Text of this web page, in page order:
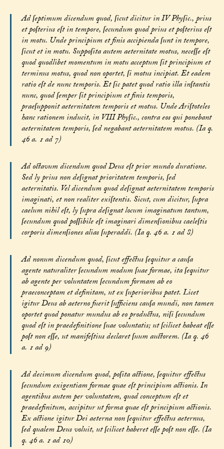
Ad ſeptimum dicendum quod, ſicut dicitur in IV Phyſic., prius
et poſterius eſt in tempore, ſecundum quod prius et poſterius eſt
in motu. Unde principium et finis accipienda ſunt in tempore,
ſicut et in motu. Suppoſita autem aeternitate motus, neceſſe eſt
quod quodlibet momentum in motu acceptum ſit principium et
terminus motus, quod non oportet, ſi motus incipiat. Et eadem
ratio eſt de nunc temporis. Et ſic patet quod ratio illa inſtantis
nunc, quod ſemper ſit principium et finis temporis,
praeſupponit aeternitatem temporis et motus. Unde Ariſtoteles
hanc rationem inducit, in VIII Phyſic., contra eos qui ponebant
aeternitatem temporis, ſed negabant aeternitatem motus. (Ia q.
46 a. 1 ad 7)
Ad octavum dicendum quod Deus eſt prior mundo duratione.
Sed ly prius non deſignat prioritatem temporis, ſed
aeternitatis. Vel dicendum quod deſignat aeternitatem temporis
imaginati, et non realiter exiſtentis. Sicut, cum dicitur, ſupra
caelum nihil eſt, ly ſupra deſignat locum imaginatum tantum,
ſecundum quod poſſibile eſt imaginari dimenſionibus caeleſtis
corporis dimenſiones alias ſuperaddi. (Ia q. 46 a. 1 ad 8)
Ad nonum dicendum quod, ſicut effectus ſequitur a cauſa
agente naturaliter ſecundum modum ſuae formae, ita ſequitur
ab agente per voluntatem ſecundum formam ab eo
praeconceptam et definitam, ut ex ſuperioribus patet. Licet
igitur Deus ab aeterno fuerit ſufficiens cauſa mundi, non tamen
oportet quod ponatur mundus ab eo productus, niſi ſecundum
quod eſt in praedefinitione ſuae voluntatis; ut ſcilicet habeat eſſe
poſt non eſſe, ut manifeſtius declaret ſuum auctorem. (Ia q. 46
a. 1 ad 9)
Ad decimum dicendum quod, poſita actione, ſequitur effectus
ſecundum exigentiam formae quae eſt principium actionis. In
agentibus autem per voluntatem, quod conceptum eſt et
praedefinitum, accipitur ut forma quae eſt principium actionis.
Ex actione igitur Dei aeterna non ſequitur effectus aeternus,
ſed qualem Deus voluit, ut ſcilicet haberet eſſe poſt non eſſe. (Ia
q. 46 a. 1 ad 10)